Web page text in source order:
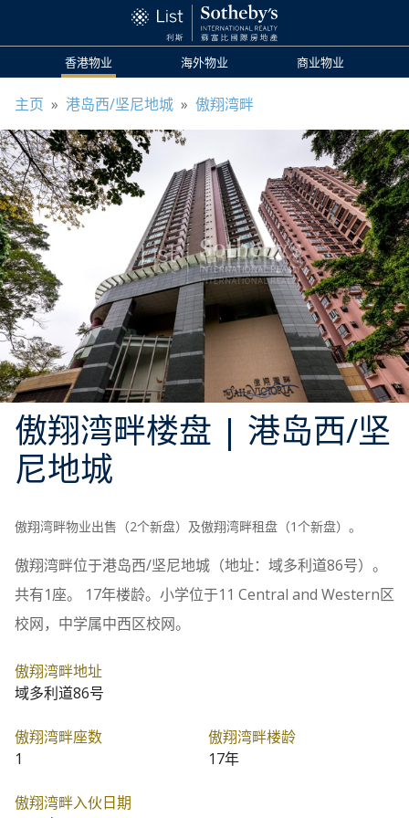
香港物业 海外物业 商业物业
主页 » 港岛西/坚尼地城 » 傲翔湾畔
傲翔湾畔楼盘 | 港岛西/坚
尼地城
傲翔湾畔物业出售（2个新盘）及傲翔湾畔租盘（1个新盘）。
傲翔湾畔位于港岛西/坚尼地城（地址：域多利道86号）。
共有1座。 17年楼龄。小学位于11 Central and Western区
校网，中学属中西区校网。
傲翔湾畔地址
域多利道86号
傲翔湾畔座数
1
傲翔湾畔楼龄
17年
傲翔湾畔入伙日期